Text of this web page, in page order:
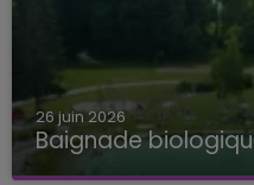
26 juin 2026
Baignade
Baignade biologique